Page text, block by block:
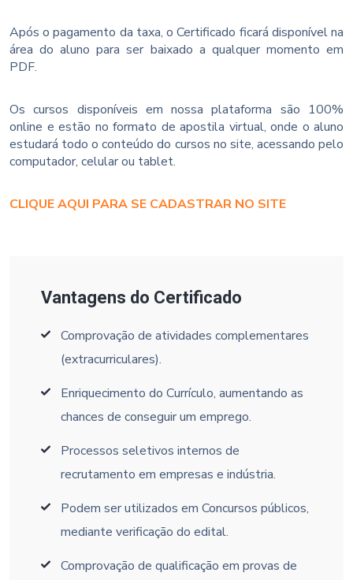
Após o pagamento da taxa, o Certificado ficará disponível na
área do aluno para ser baixado a qualquer momento em
PDF.
Os cursos disponíveis em nossa plataforma são 100%
online e estão no formato de apostila virtual, onde o aluno
estudará todo o conteúdo do cursos no site, acessando pelo
computador, celular ou tablet.
CLIQUE AQUI PARA SE CADASTRAR NO SITE
Vantagens do Certificado
Comprovação de atividades complementares
(extracurriculares).
Enriquecimento do Currículo, aumentando as
chances de conseguir um emprego.
Processos seletivos internos de
recrutamento em empresas e indústria.
Podem ser utilizados em Concursos públicos,
mediante verificação do edital.
Comprovação de qualificação em provas de